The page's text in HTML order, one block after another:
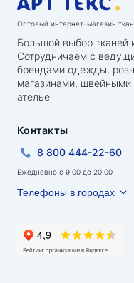
Оптовый интернет-магазин
Большой выбор тканей
Сотрудничаем с
брендами одежды,
магазинами, швейными
ателье
Контакты
8 800 444-22-60
Ежедневно с 9:00 до 20:00
Телефоны в городах